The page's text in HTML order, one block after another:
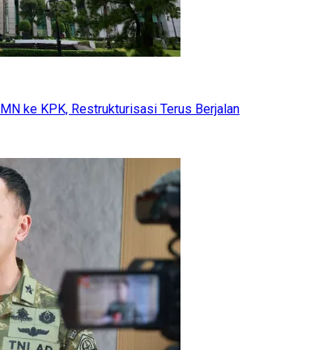
ke KPK, Restrukturisasi Terus Berjalan